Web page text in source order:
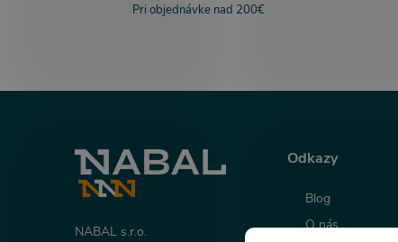
Pri objednávke nad 200€
NABAL s.r.o.
Odkazy
Blog
O nás